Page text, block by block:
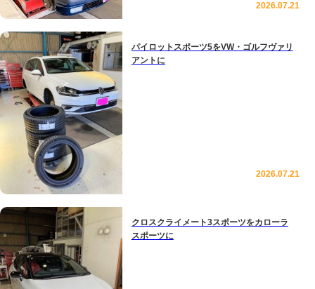
2026.07.21
パイロットスポーツ5をVW・ゴルフヴァリ
アントに
2026.07.21
クロスクライメート3スポーツをカローラ
スポーツに